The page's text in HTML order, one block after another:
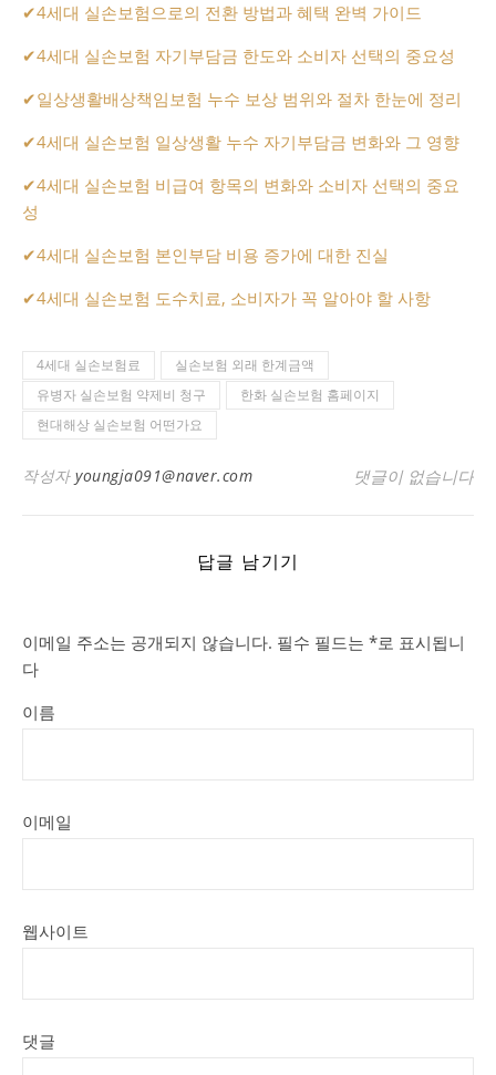
✔4세대 실손보험으로의 전환 방법과 혜택 완벽 가이드
✔4세대 실손보험 자기부담금 한도와 소비자 선택의 중요성
✔일상생활배상책임보험 누수 보상 범위와 절차 한눈에 정리
✔4세대 실손보험 일상생활 누수 자기부담금 변화와 그 영향
✔4세대 실손보험 비급여 항목의 변화와 소비자 선택의 중요
성
✔4세대 실손보험 본인부담 비용 증가에 대한 진실
✔4세대 실손보험 도수치료, 소비자가 꼭 알아야 할 사항
4세대 실손보험료
실손보험 외래 한계금액
유병자 실손보험 약제비 청구
한화 실손보험 홈페이지
현대해상 실손보험 어떤가요
작성자 youngja091@naver.com 댓글이 없습니다
답글 남기기
이메일 주소는 공개되지 않습니다. 필수 필드는 *로 표시됩니
다
이름
이메일
웹사이트
댓글